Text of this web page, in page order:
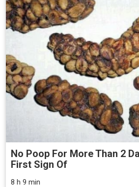
No Poop For More Than 2
First Sign Of
8 h 9 min